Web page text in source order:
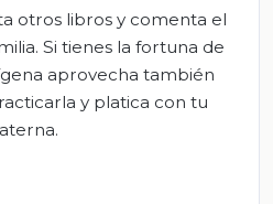
otros libros y comenta el
Si tienes la fortuna de
aprovecha también
y platica con tu